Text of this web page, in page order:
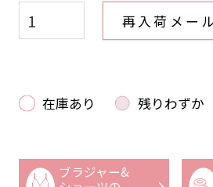
再入荷メー
在庫あり 残りわずか
ブラジャー&